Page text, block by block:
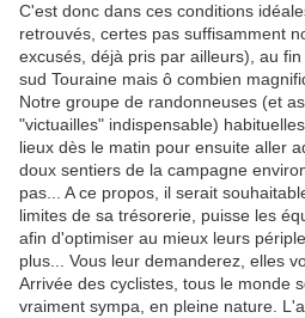
C'est donc dans ces conditions
retrouvés, certes pas suffisamment
excusés, déjà pris par ailleurs), au
sud Touraine mais ô combien
Notre groupe de randonneuses (et
"victuailles" indispensable)
lieux dès le matin pour ensuite aller
doux sentiers de la campagne
pas... A ce propos, il serait
limites de sa trésorerie, puisse les
afin d'optimiser au mieux leurs
plus... Vous leur demanderez, elles
Arrivée des cyclistes, tous le monde
vraiment sympa, en pleine nature.